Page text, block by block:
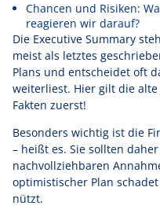
Chancen und Risiken:
reagieren wir darauf?
Die Executive Summary
meist als letztes
Plans und entscheidet oft
weiterliest. Hier gilt die
Fakten zuerst!
Besonders wichtig ist die
– heißt es. Sie sollten
nachvollziehbaren
optimistischer Plan
nützt.